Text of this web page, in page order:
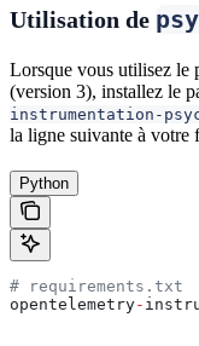
Utilisation de
Lorsque vous utilisez le
(version 3), installez le
instrumentation-
la ligne suivante à votre
Python
# requirements.txt
opentelemetry-